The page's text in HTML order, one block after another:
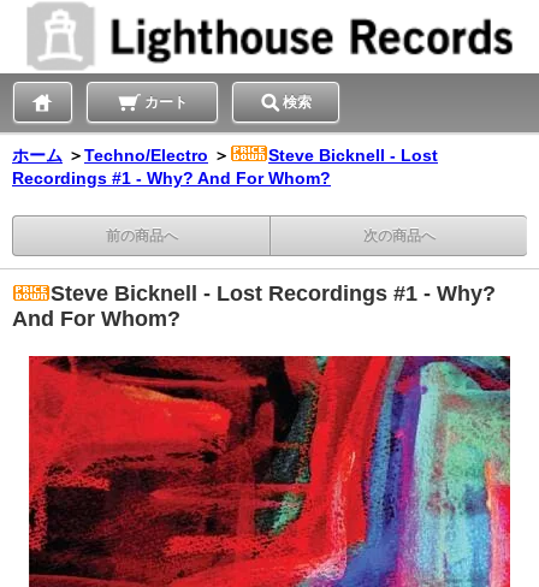
カート 検索
ホーム ＞Techno/Electro ＞
Steve Bicknell - Lost
Recordings #1 - Why? And For Whom?
前の商品へ 次の商品へ
Steve Bicknell - Lost Recordings #1 - Why?
And For Whom?